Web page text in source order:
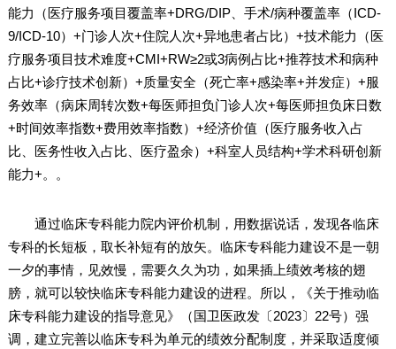
能力（医疗服务项目覆盖率+DRG/DIP、手术/病种覆盖率（ICD-
9/ICD-10）+门诊人次+住院人次+异地患者占比）+技术能力（医
疗服务项目技术难度+CMI+RW≥2或3病例占比+推荐技术和病种
占比+诊疗技术创新）+质量安全（死亡率+感染率+并发症）+服
务效率（病床周转次数+每医师担负门诊人次+每医师担负床日数
+时间效率指数+费用效率指数）+经济价值（医疗服务收入占
比、医务性收入占比、医疗盈余）+科室人员结构+学术科研创新
能力+。。
通过临床专科能力院内评价机制，用数据说话，发现各临床
专科的长短板，取长补短有的放矢。临床专科能力建设不是一朝
一夕的事情，见效慢，需要久久为功，如果插上绩效考核的翅
膀，就可以较快临床专科能力建设的进程。所以，《关于推动临
床专科能力建设的指导意见》（国卫医政发〔2023〕22号）强
调，建立完善以临床专科为单元的绩效分配制度，并采取适度倾